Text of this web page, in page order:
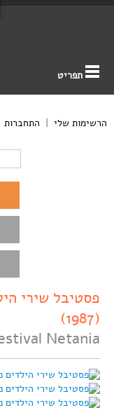
תפריט
הרשימות שלי | התחברות
פסטיבל שירי
(1987)
Netania